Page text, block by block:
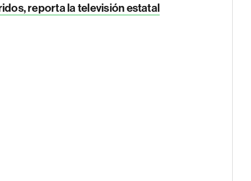
reporta la televisión estatal